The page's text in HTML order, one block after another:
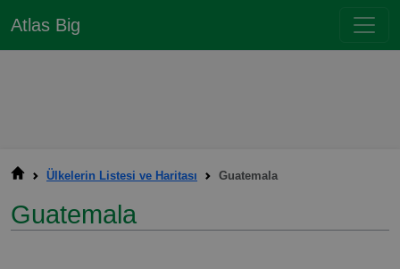
Atlas Big
Ülkelerin Listesi ve Haritası Guatemala
Guatemala